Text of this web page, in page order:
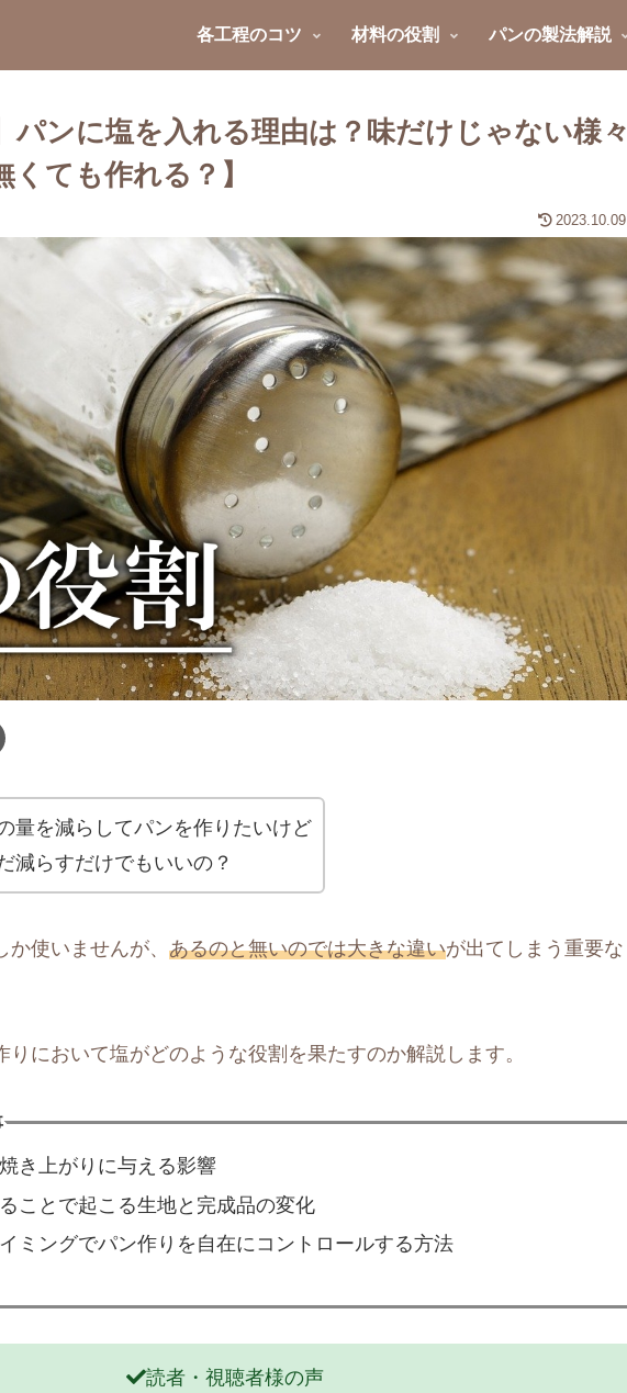
各工程のコツ 材料の役割 パンの製法解説
パンに塩を入れる理由は？味だけじゃない様々
ても作れる？】
2023.10.09
量を減らしてパンを作りたいけど
減らすだけでもいいの？
使いませんが、 あるのと無いのでは大きな違いが出てしまう重要な
りにおいて塩がどのような役割を果たすのか解説します。
き上がりに与える影響
ことで起こる生地と完成品の変化
ミングでパン作りを自在にコントロールする方法
読者・視聴者様の声